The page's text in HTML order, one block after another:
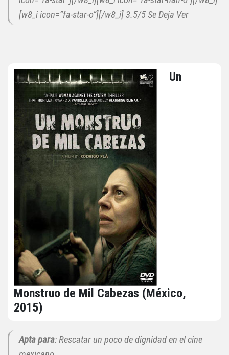
[w8_i icon=”fa-star-o”][/w8_i] 3.5/5 Se Deja Ver
Un
Monstruo de Mil Cabezas (México,
2015)
Apta para: Rescatar un poco de dignidad en el cine